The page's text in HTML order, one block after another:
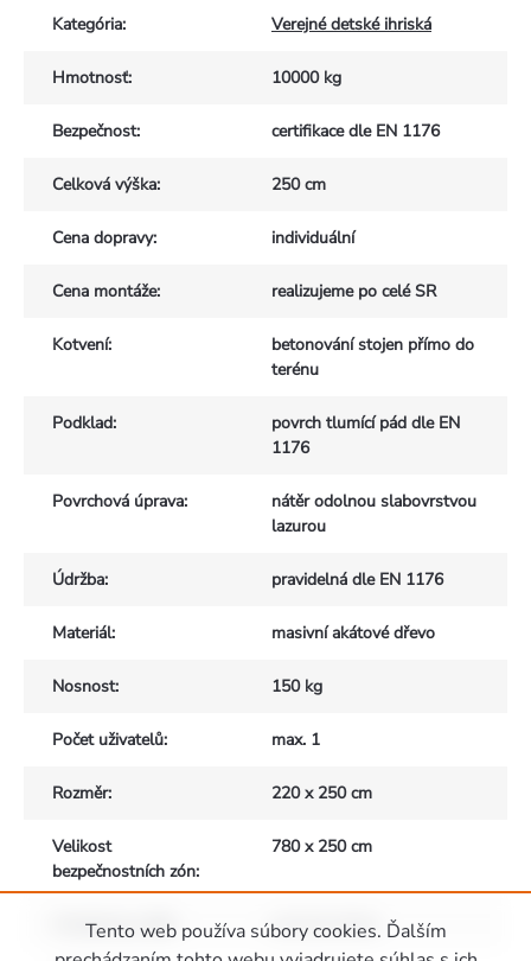
Tento web používa súbory cookies. Ďalším
Kategória: Verejné detské ihriská
Hmotnosť: 10000 kg
Bezpečnost: certifikace dle EN 1176
Celková výška: 250 cm
Cena dopravy: individuální
Cena montáže: realizujeme po celé SR
Kotvení:
betonování stojen přímo do
terénu
Podklad:
povrch tlumící pád dle EN
1176
Povrchová úprava:
nátěr odolnou slabovrstvou
lazurou
Údržba: pravidelná dle EN 1176
Materiál: masivní akátové dřevo
Nosnost: 150 kg
Počet uživatelů: max. 1
Rozměr: 220 x 250 cm
Velikost
bezpečnostních zón:
780 x 250 cm
Vhodné pro děti: od 3 do 15 let